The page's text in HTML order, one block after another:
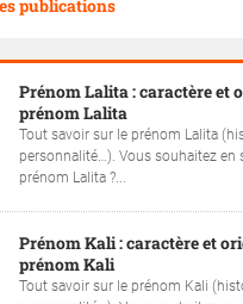
publications
Prénom Lalita : caractère et
prénom Lalita
Tout savoir sur le prénom Lalita
personnalité…). Vous souhaitez en
prénom Lalita ?...
Prénom Kali : caractère et
prénom Kali
Tout savoir sur le prénom Kali